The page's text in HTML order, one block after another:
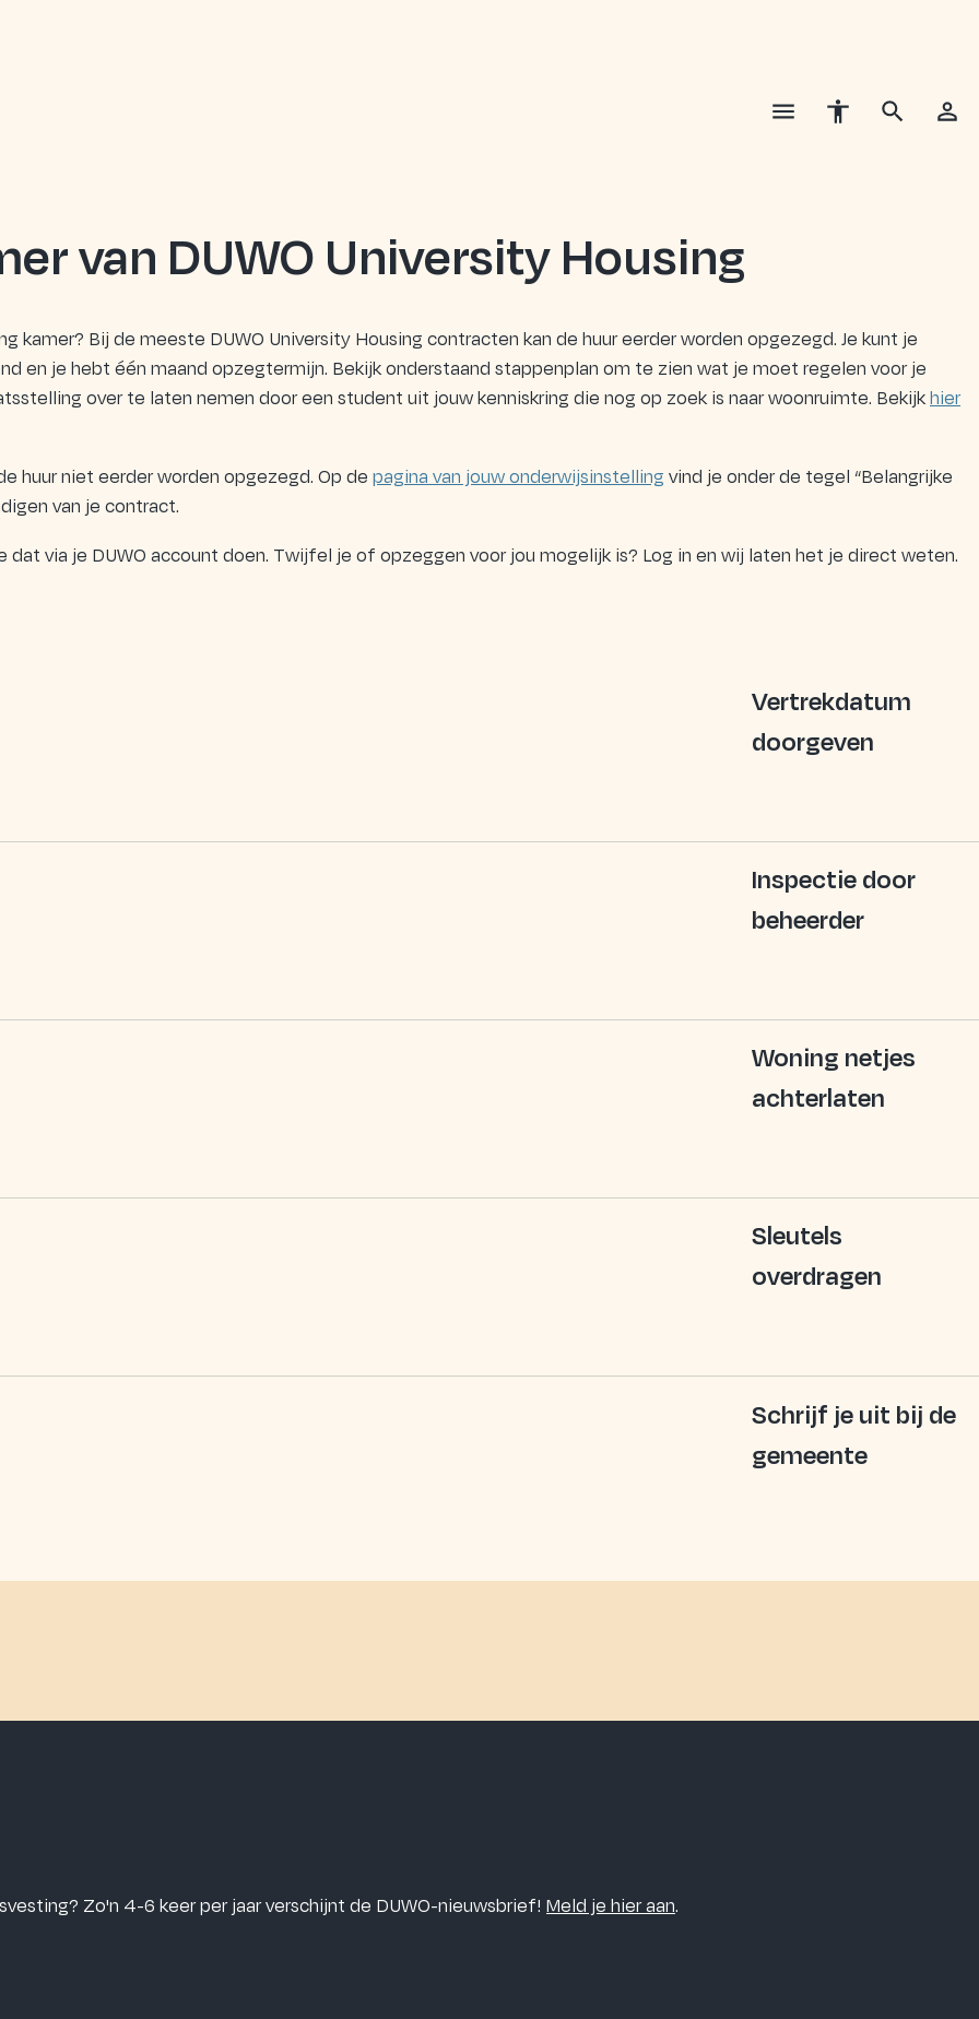
van DUWO University Housing
kamer? Bij de meeste DUWO University Housing contracten kan de huur eerder worden opgezegd. Je kunt je
en je hebt één maand opzegtermijn. Bekijk onderstaand stappenplan om te zien wat je moet regelen voor je
over te laten nemen door een student uit jouw kenniskring die nog op zoek is naar woonruimte. Bekijkhier
huur niet eerder worden opgezegd. Op de pagina van jouw onderwijsinstelling vind je onder de tegel “Belangrijke
van je contract.
via je DUWO account doen. Twijfel je of opzeggen voor jou mogelijk is? Log in en wij laten het je direct weten.
Vertrekdatum
doorgeven
Inspectie door
beheerder
Woning netjes
achterlaten
Sleutels
overdragen
Schrijf je uit bij de
gemeente
Zo'n 4-6 keer per jaar verschijnt de DUWO-nieuwsbrief! Meld je hier aan.